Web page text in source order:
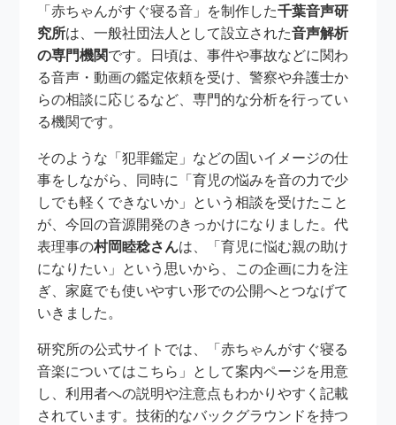
「赤ちゃんがすぐ寝る音」を制作した千葉音声研
究所は、一般社団法人として設立された音声解析
の専門機関です。日頃は、事件や事故などに関わ
る音声・動画の鑑定依頼を受け、警察や弁護士か
らの相談に応じるなど、専門的な分析を行ってい
る機関です。
そのような「犯罪鑑定」などの固いイメージの仕
事をしながら、同時に「育児の悩みを音の力で少
しでも軽くできないか」という相談を受けたこと
が、今回の音源開発のきっかけになりました。代
表理事の村岡睦稔さんは、「育児に悩む親の助け
になりたい」という思いから、この企画に力を注
ぎ、家庭でも使いやすい形での公開へとつなげて
いきました。
研究所の公式サイトでは、「赤ちゃんがすぐ寝る
音楽についてはこちら」として案内ページを用意
し、利用者への説明や注意点もわかりやすく記載
されています。技術的なバックグラウンドを持つ